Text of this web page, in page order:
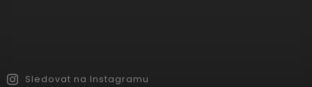
Sledovat na Instagramu